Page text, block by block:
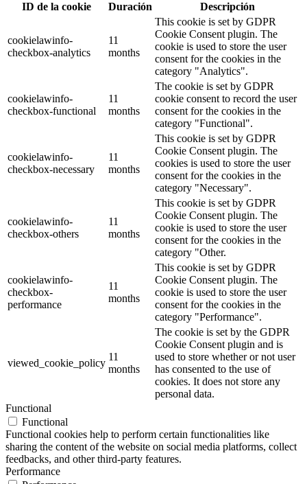
ID de la cookie
Duración Descripción
cookielawinfo-
checkbox-analytics
11
months
This cookie is set by GDPR
Cookie Consent plugin. The
cookie is used to store the user
consent for the cookies in the
category "Analytics".
cookielawinfo-
checkbox-functional
11
months
The cookie is set by GDPR
cookie consent to record the user
consent for the cookies in the
category "Functional".
cookielawinfo-
checkbox-necessary
11
months
This cookie is set by GDPR
Cookie Consent plugin. The
cookies is used to store the user
consent for the cookies in the
category "Necessary".
cookielawinfo-
checkbox-others
11
months
This cookie is set by GDPR
Cookie Consent plugin. The
cookie is used to store the user
consent for the cookies in the
category "Other.
cookielawinfo-
checkbox-
performance
11
months
This cookie is set by GDPR
Cookie Consent plugin. The
cookie is used to store the user
consent for the cookies in the
category "Performance".
viewed_cookie_policy
11
months
The cookie is set by the GDPR
Cookie Consent plugin and is
used to store whether or not user
has consented to the use of
cookies. It does not store any
personal data.
Functional
Functional
Functional cookies help to perform certain functionalities like
sharing the content of the website on social media platforms, collect
feedbacks, and other third-party features.
Performance